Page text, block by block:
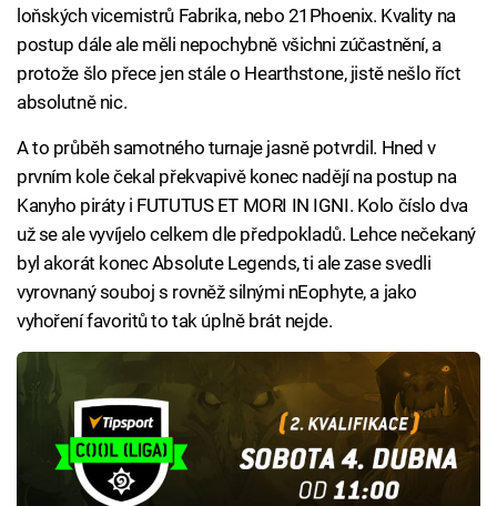
loňských vicemistrů Fabrika, nebo 21Phoenix. Kvality na
postup dále ale měli nepochybně všichni zúčastnění, a
protože šlo přece jen stále o Hearthstone, jistě nešlo říct
absolutně nic.
A to průběh samotného turnaje jasně potvrdil. Hned v
prvním kole čekal překvapivě konec nadějí na postup na
Kanyho piráty i FUTUTUS ET MORI IN IGNI. Kolo číslo dva
už se ale vyvíjelo celkem dle předpokladů. Lehce nečekaný
byl akorát konec Absolute Legends, ti ale zase svedli
vyrovnaný souboj s rovněž silnými nEophyte, a jako
vyhoření favoritů to tak úplně brát nejde.